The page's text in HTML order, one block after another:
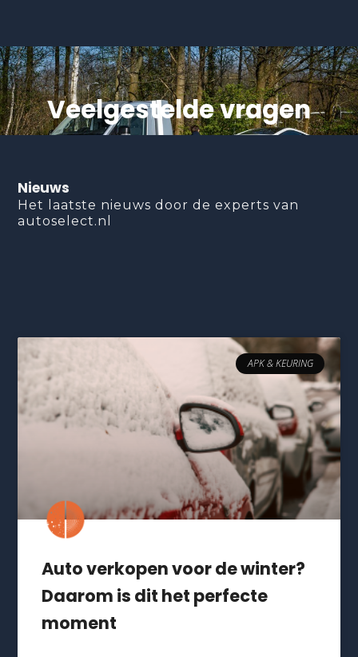
Veelgestelde vragen
Nieuws
Het laatste nieuws door de experts van
autoselect.nl
APK & KEURING
Auto verkopen voor de winter?
Daarom is dit het perfecte
moment